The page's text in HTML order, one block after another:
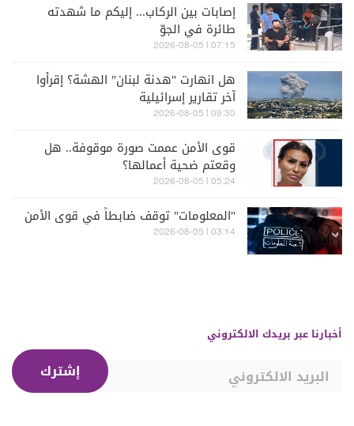
إصابات بين الركاب... إليكم ما شهدته
طائرة في الجوّ
07:15 | 2026-08-05
هل انهارت "هدنة لبنان" الهشة؟ إقرأوا
آخر تقارير إسرائيلية
09:30 | 2026-08-05
قوى الأمن عممت صورة موقوفة.. هل
وقعتم ضحية أعمالها؟
05:24 | 2026-08-05
"المعلومات" توقف ضابطاً في قوى الأمن
03:14 | 2026-08-05
أخبارنا عبر بريدك الالكتروني
إشترك